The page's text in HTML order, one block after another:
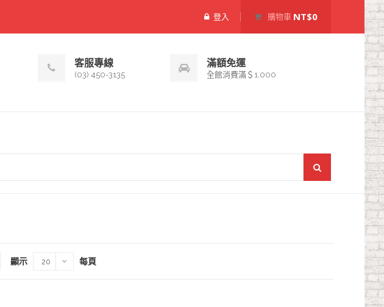
登入 購物車 NT$0
客服專線
(03) 450-3135
滿額免運
全館消費滿＄1,000
顯示 20 每頁